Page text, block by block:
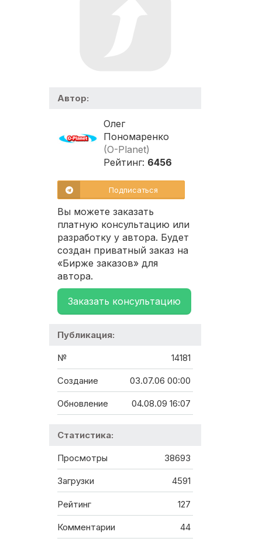
Автор:
Олег
Пономаренко
(O-Planet)
Рейтинг: 6456
Подписаться
Вы можете заказать
платную консультацию или
разработку у автора. Будет
создан приватный заказ на
«Бирже заказов» для
автора.
Заказать консультацию
Публикация:
№ 14181
Создание 03.07.06 00:00
Обновление 04.08.09 16:07
Статистика:
Просмотры 38693
Загрузки 4591
Рейтинг 127
Комментарии 44